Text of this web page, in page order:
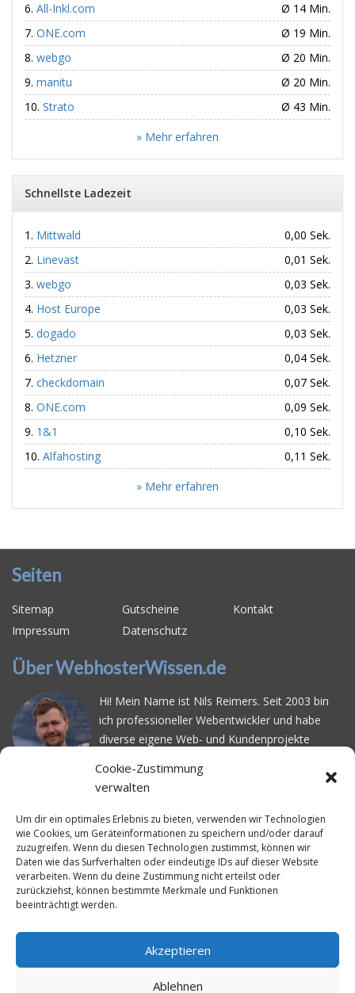
Cookie-Zustimmung
verwalten
Um dir ein optimales Erlebnis zu bieten, verwenden wir Technologien
wie Cookies, um Geräteinformationen zu speichern und/oder darauf
zuzugreifen. Wenn du diesen Technologien zustimmst, können wir
Daten wie das Surfverhalten oder eindeutige IDs auf dieser Website
verarbeiten. Wenn du deine Zustimmung nicht erteilst oder
zurückziehst, können bestimmte Merkmale und Funktionen
beeinträchtigt werden.
Akzeptieren
Ablehnen
All-Inkl.com
Ø 14 Min.
ONE.com
Ø 19 Min.
webgo
Ø 20 Min.
manitu
Ø 20 Min.
Strato
Ø 43 Min.
» Mehr erfahren
Schnellste Ladezeit
Mittwald
0,00 Sek.
Linevast
0,01 Sek.
webgo
0,03 Sek.
Host Europe
0,03 Sek.
dogado
0,03 Sek.
Hetzner
0,04 Sek.
checkdomain
0,07 Sek.
ONE.com
0,09 Sek.
1&1
0,10 Sek.
Alfahosting
0,11 Sek.
» Mehr erfahren
Seiten
Sitemap Gutscheine
Kontakt
Impressum
Datenschutz
Über WebhosterWissen.de
Hi! Mein Name ist Nils Reimers. Seit 2003 bin
ich professioneller Webentwickler und habe
diverse eigene Web- und Kundenprojekte
schwierig ist gutes Webhosting zu finden: Bei
vielen Anbietern ärgert man sich über
Serverausfälleoder überlangsame
Ladezeiten. Deswegen habe ich im Mai 2016
angefangen, die bekanntesten Webhoster
systematisch zu testen und deren
Erreichbarkeit und Ladezeit für eine typische
Website basierend auf dem beliebten CMS-
System WordPress zu protokollieren. Auf
WebhosterWissen.de werte ich diese
Messungen kontinuierlich aus und gebe euch
unabhängige Empfehlungen für den idealen